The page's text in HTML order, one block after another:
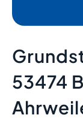
53474